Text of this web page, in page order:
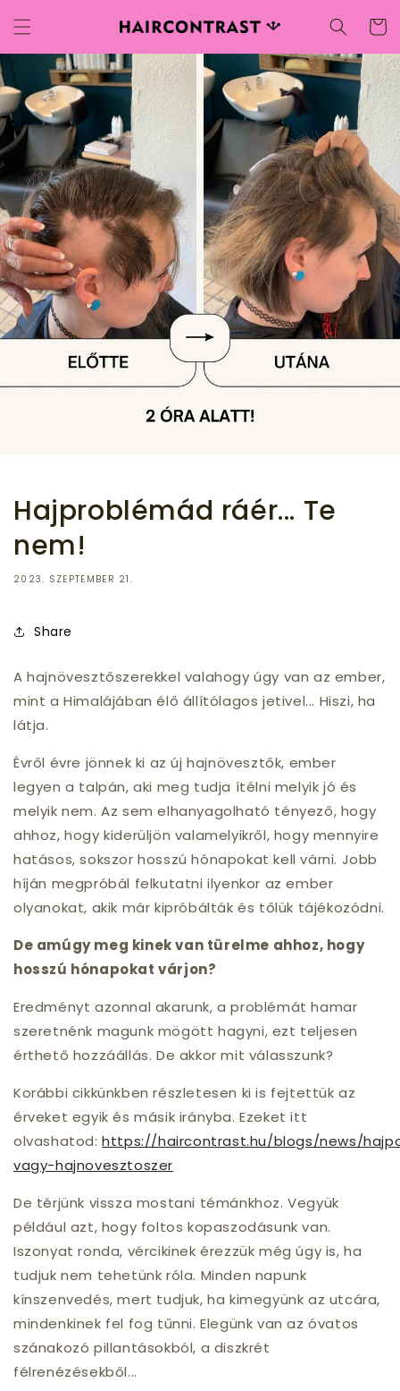
tartalomhoz
Kosár
Hajproblémád ráér... Te
nem!
2023. SZEPTEMBER 21.
Share
A hajnövesztőszerekkel valahogy úgy van az ember,
mint a Himalájában élő állítólagos jetivel... Hiszi, ha
látja.
Évről évre jönnek ki az új hajnövesztők, ember
legyen a talpán, aki meg tudja ítélni melyik jó és
melyik nem. Az sem elhanyagolható tényező, hogy
ahhoz, hogy kiderüljön valamelyikről, hogy mennyire
hatásos, sokszor hosszú hónapokat kell várni. Jobb
híján megpróbál felkutatni ilyenkor az ember
olyanokat, akik már kipróbálták és tőlük tájékozódni.
De amúgy meg kinek van türelme ahhoz, hogy
hosszú hónapokat várjon?
Eredményt azonnal akarunk, a problémát hamar
szeretnénk magunk mögött hagyni, ezt teljesen
érthető hozzáállás. De akkor mit válasszunk?
Korábbi cikkünkben részletesen ki is fejtettük az
érveket egyik és másik irányba. Ezeket itt
olvashatod:https://haircontrast.hu/blogs/news/
vagy-hajnovesztoszer
De térjünk vissza mostani témánkhoz. Vegyük
például azt, hogy foltos kopaszodásunk van.
Iszonyat ronda, vércikinek érezzük még úgy is, ha
tudjuk nem tehetünk róla. Minden napunk
kínszenvedés, mert tudjuk, ha kimegyünk az utcára,
mindenkinek fel fog tűnni. Elegünk van az óvatos
szánakozó pillantásokból, a diszkrét
félrenézésekből...